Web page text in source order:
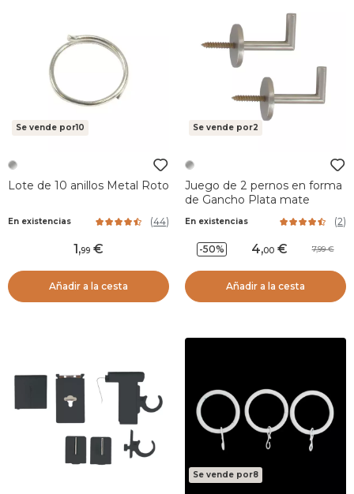
Se vende por10
Lote de 10 anillos Metal Roto
En existencias (44)
1,99
Añadir a la cesta
Se vende por2
Juego de 2 pernos en forma
de Gancho Plata mate
En existencias (2)
-50% 4,00 7,99
Añadir a la cesta
Se vende por8